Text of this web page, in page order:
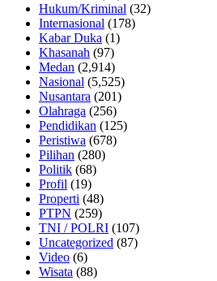
Hukum/Kriminal (32)
Internasional (178)
Kabar Duka (1)
Khasanah (97)
Medan (2,914)
Nasional (5,525)
Nusantara (201)
Olahraga (256)
Pendidikan (125)
Peristiwa (678)
Pilihan (280)
Politik (68)
Profil (19)
Properti (48)
PTPN (259)
TNI / POLRI (107)
Uncategorized (87)
Video (6)
Wisata (88)